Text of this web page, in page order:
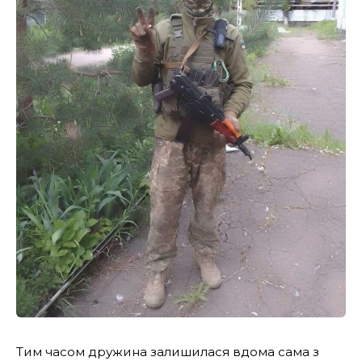
Тим часом дружина залишилася вдома сама з